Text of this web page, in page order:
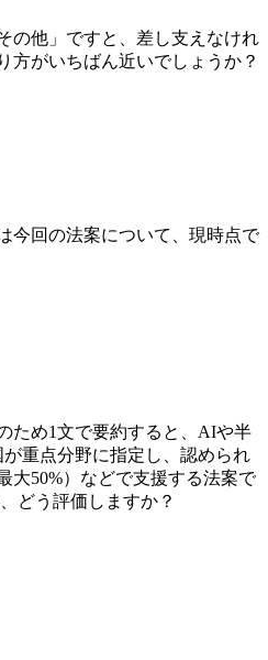
の他」ですと、差し支えなけれ
方がいちばん近いでしょうか？
今回の法案について、現時点で
ため1文で要約すると、AIや半
重点分野に指定し、認められ
大50%）などで支援する法案で
どう評価しますか？